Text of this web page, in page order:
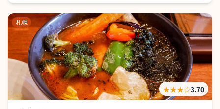
札幌
★★★☆3.70